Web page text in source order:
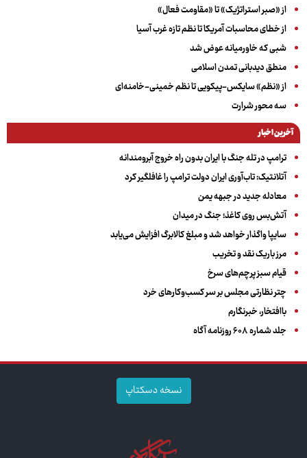
از «صبر استراتژیک» تا «مقاومت فعال»
از خطای محاسبات آمریکا تا نظم تازه غرب آسیا
شبی که خاورمیانه عوض شد
منطق دیدبانی تمدن اسلامی
از «نظم» سایکس-پیکویی تا نظم خمینی-خامنه‌ای
سه‌ محور شرارت
آخرین اخبار
ترامپ در تله جنگ با ایران بدون راه خروج آبرومندانه
آتلانتیک: تاب‌آوری ایران دولت ترامپ را غافلگیر کرد
معادله جدید در جبهه یمن
آتش‌بس روی کاغذ؛ جنگ در میدان
سایپا واگذار خواهد شد و مبلغ کالابرگ افزایش می‌یابد
مرز باریک نقد و تخریب
قیام سبز پرچم‌های سرخ
چتر نظارتی مجلس بر سر کسب‌وکارهای خرد
باافتخار، خبرنگارم
جلد شماره ۶۰۸ روزنامه آگاه
نسخه دسکتاپ